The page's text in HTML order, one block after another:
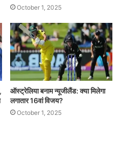
October 1, 2025
ऑस्ट्रेलिया बनाम न्यूजीलैंड: क्या मिलेगा
लगातार 16वां विजय?
October 1, 2025